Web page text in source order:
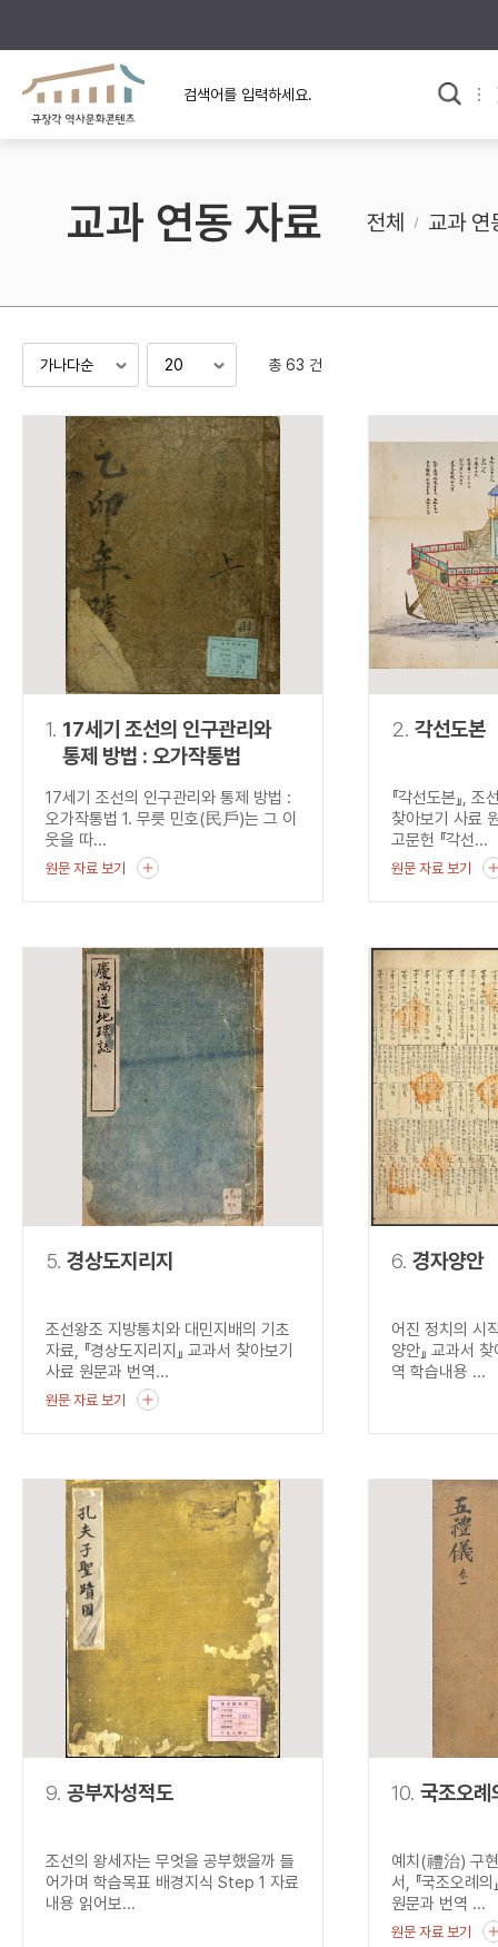
규장각의 어제와 오늘
규장각 소개영상
사료와 문학으로 본
고대
고려
조선 후기
검색 연산자 사용안내
연산자
AND 정조 AND 정약용
“정조”와 “정약
색
정조 OR 정약용 “정조” 또는 “정
NOT 정조 NOT 정약용
“정조”가 나온
료를 검색
동시에 여러 개의 연산자를 사용할 수 있습니다.
교과 연동 자료 전체 교과 연
총 63 건
1. 17세기 조선의 인구관리와
통제 방법 : 오가작통법
17세기 조선의 인구관리와 통제 방법 :
오가작통법 1. 무릇 민호(民戶)는 그 이
웃을 따...
원문 자료 보기
2. 각선도본
『각선도본』,
찾아보기 사료
고문헌 『각선...
원문 자료 보기
5. 경상도지리지
조선왕조 지방통치와 대민지배의 기초
자료, 『경상도지리지』 교과서 찾아보기
사료 원문과 번역...
원문 자료 보기
6. 경자양안
어진 정치의 시
양안』 교과서
역 학습내용 ...
9. 공부자성적도
조선의 왕세자는 무엇을 공부했을까 들
어가며 학습목표 배경지식 Step 1 자료
내용 읽어보...
10. 국조오례
예치(禮治) 구
서, 『국조오례
원문과 번역 ...
원문 자료 보기